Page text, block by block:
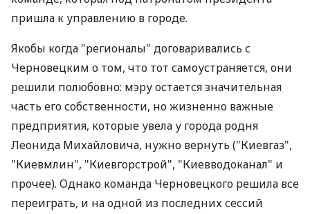
пришла к управлению в городе.
Якобы когда "регионалы" договаривались с
Черновецким о том, что тот самоустраняется, они
решили полюбовно: мэру остается значительная
часть его собственности, но жизненно важные
предприятия, которые увела у города родня
Леонида Михайловича, нужно вернуть ("Киевгаз",
"Киевмлин", "Киевгорстрой", "Киевводоканал" и
прочее). Однако команда Черновецкого решила все
переиграть, и на одной из последних сессий